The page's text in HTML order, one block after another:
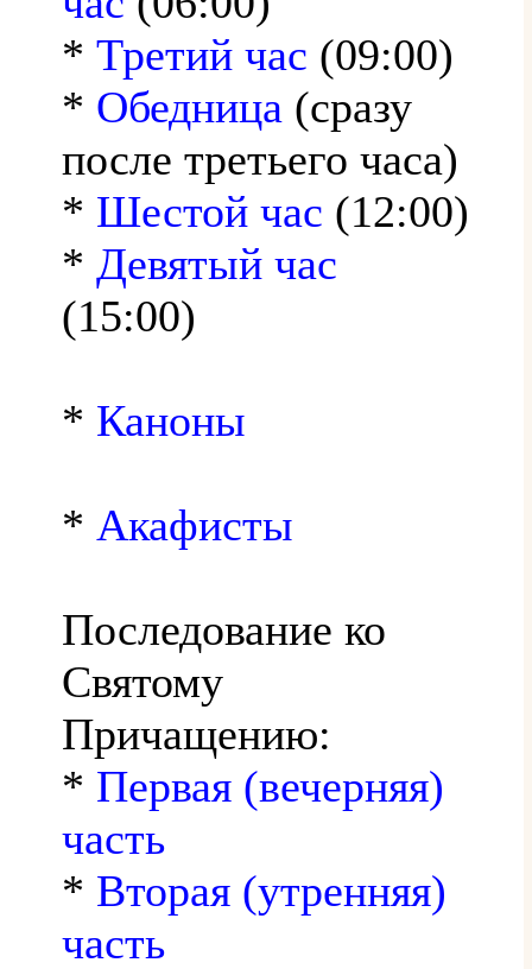
* Третий час (09:00)
* Обедница (сразу
после третьего часа)
* Шестой час (12:00)
* Девятый час
(15:00)
* Каноны
* Акафисты
Последование ко
Святому
Причащению:
* Первая (вечерняя)
часть
* Вторая (утренняя)
часть